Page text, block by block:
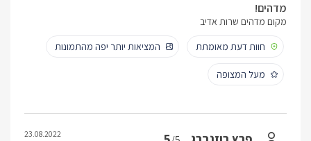
מדהים!
מקום מדהים שרות אדיב
חוות דעת מאומתת
המציאות יותר יפה מהתמונות
מעל המצופה
23.08.2022